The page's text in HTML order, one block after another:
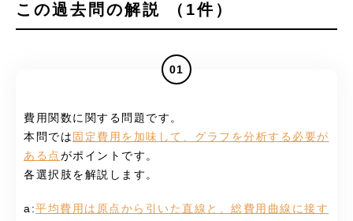
この過去問の解説 （1件）
01
費用関数に関する問題です。
本問では 固定費用を加味して、グラフを分析する必要が
ある点 がポイントです。
各選択肢を解説します。
a:平均費用は原点から引いた直線と、総費用曲線に接す